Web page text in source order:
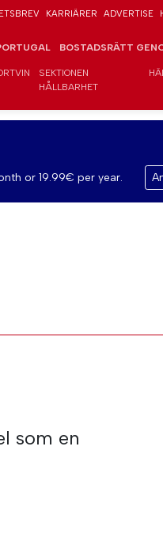
KARRIÄRER ADVERTISE
BOSTADSRÄTT
SEKTIONEN
HÅLLBARHET
or 19.99€ per year.
som en